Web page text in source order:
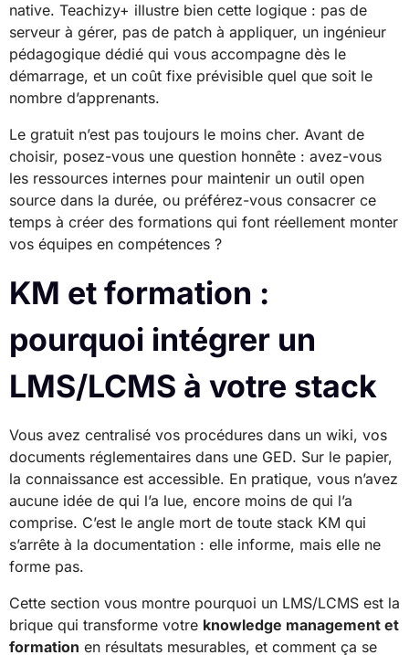
native. Teachizy+ illustre bien cette logique : pas de
serveur à gérer, pas de patch à appliquer, un ingénieur
pédagogique dédié qui vous accompagne dès le
démarrage, et un coût fixe prévisible quel que soit le
nombre d’apprenants.
Le gratuit n’est pas toujours le moins cher. Avant de
choisir, posez-vous une question honnête : avez-vous
les ressources internes pour maintenir un outil open
source dans la durée, ou préférez-vous consacrer ce
temps à créer des formations qui font réellement monter
vos équipes en compétences ?
KM et formation :
pourquoi intégrer un
LMS/LCMS à votre stack
Vous avez centralisé vos procédures dans un wiki, vos
documents réglementaires dans une GED. Sur le papier,
la connaissance est accessible. En pratique, vous n’avez
aucune idée de qui l’a lue, encore moins de qui l’a
comprise. C’est le angle mort de toute stack KM qui
s’arrête à la documentation : elle informe, mais elle ne
forme pas.
Cette section vous montre pourquoi un LMS/LCMS est la
brique qui transforme votre knowledge management et
formation en résultats mesurables, et comment ça se